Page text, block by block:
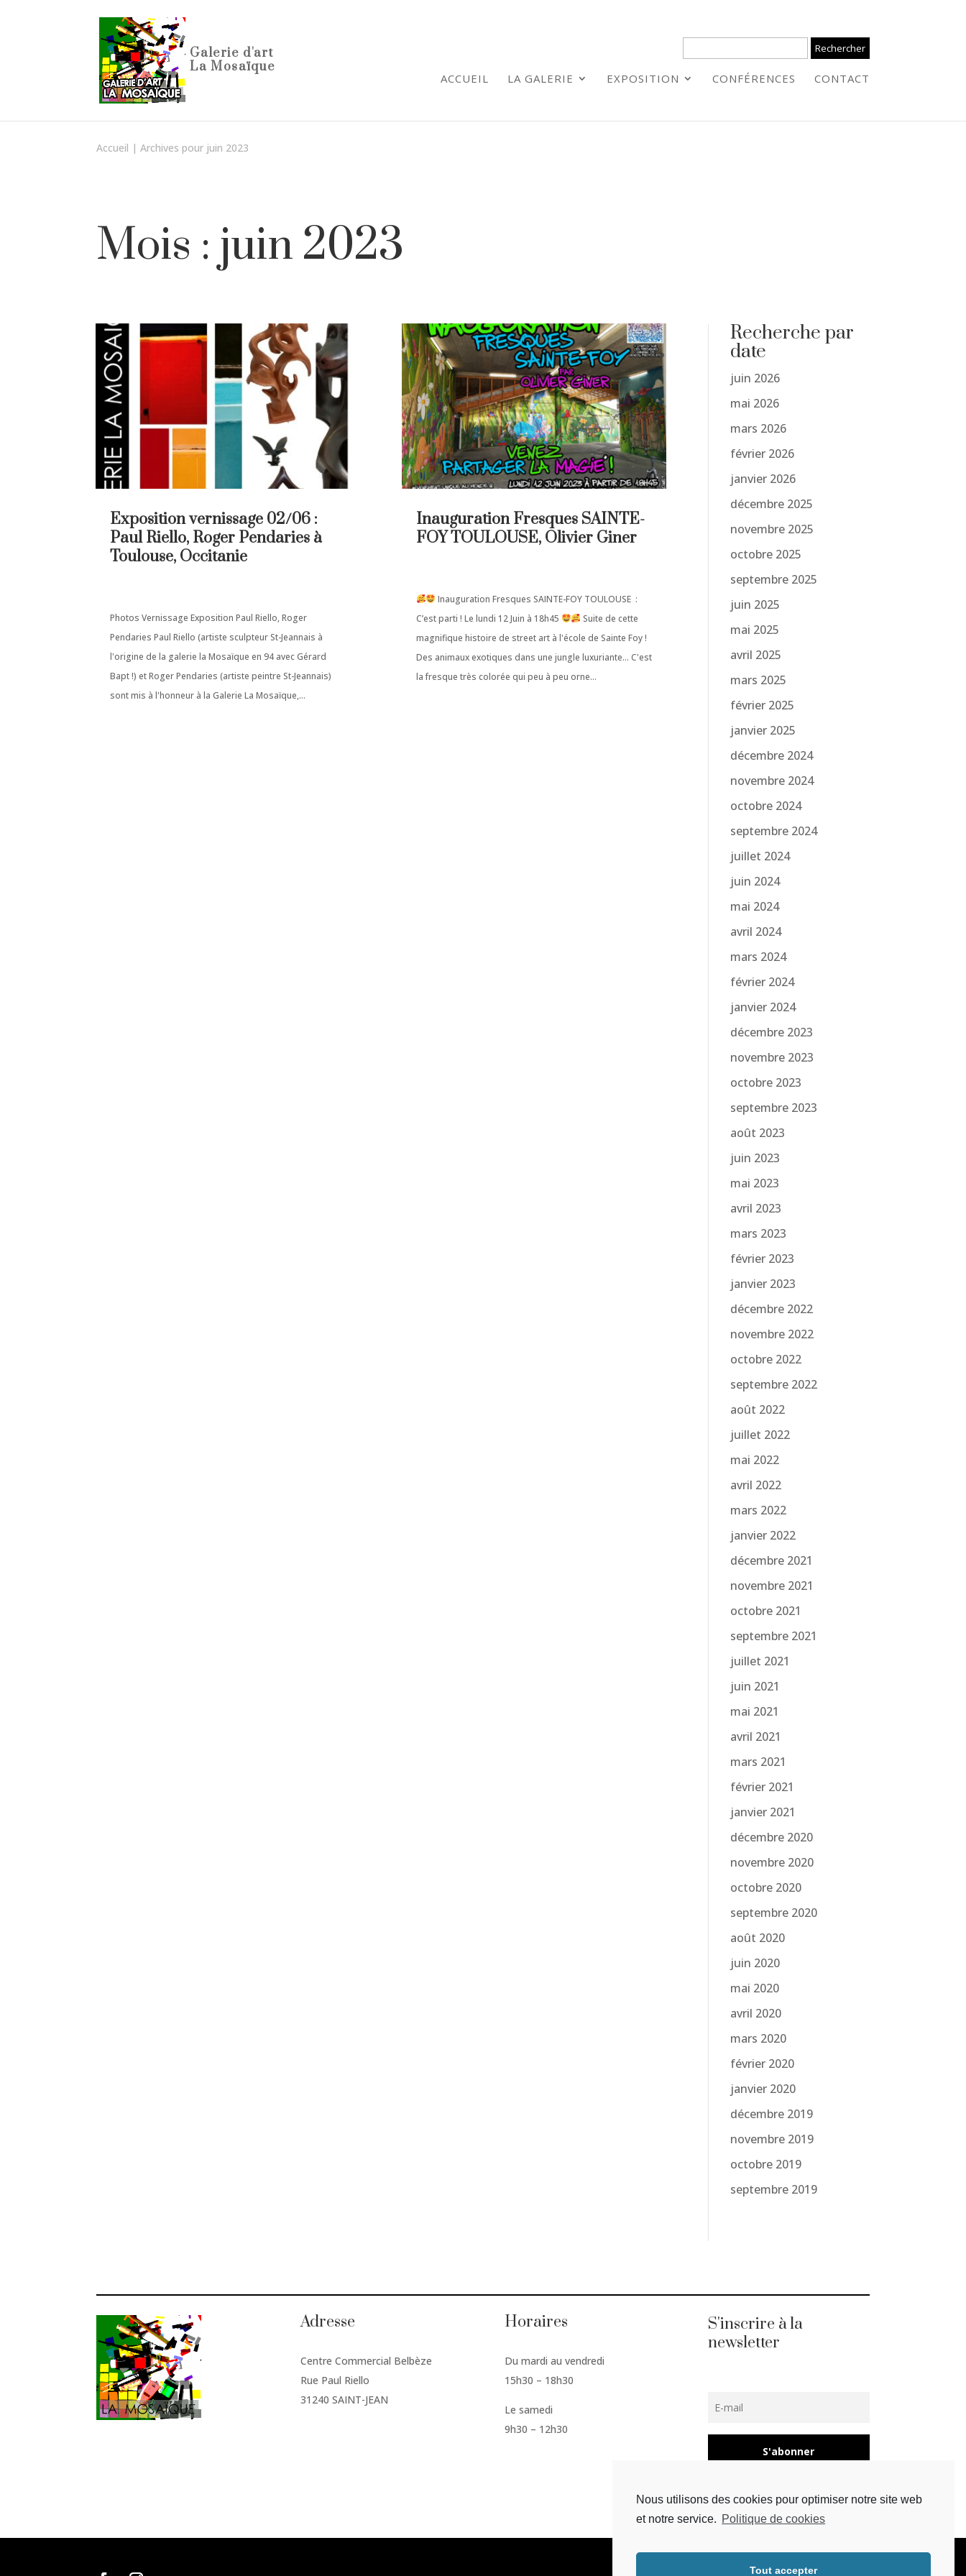
ACCUEIL LA GALERIE EXPOSITION CONFÉRENCES CONTACT
Accueil |Archives pour juin 2023
Mois : juin 2023
Exposition vernissage 02/06 :
Paul Riello, Roger Pendaries à
Toulouse, Occitanie
Photos Vernissage Exposition Paul Riello, Roger
Pendaries Paul Riello (artiste sculpteur St-Jeannais à
l'origine de la galerie la Mosaïque en 94 avec Gérard
Bapt !) et Roger Pendaries (artiste peintre St-Jeannais)
sont mis à l'honneur à la Galerie La Mosaïque,...
Inauguration Fresques SAINTE-
FOY TOULOUSE, Olivier Giner
Inauguration Fresques SAINTE-FOY TOULOUSE :
C’est parti ! Le lundi 12 Juin à 18h45
Suite de cette
magnifique histoire de street art à l'école de Sainte Foy !
Des animaux exotiques dans une jungle luxuriante... C'est
la fresque très colorée qui peu à peu orne...
Recherche par
date
juin 2026
mai 2026
mars 2026
février 2026
janvier 2026
décembre 2025
novembre 2025
octobre 2025
septembre 2025
juin 2025
mai 2025
avril 2025
mars 2025
février 2025
janvier 2025
décembre 2024
novembre 2024
octobre 2024
septembre 2024
juillet 2024
juin 2024
mai 2024
avril 2024
mars 2024
février 2024
janvier 2024
décembre 2023
novembre 2023
octobre 2023
septembre 2023
août 2023
juin 2023
mai 2023
avril 2023
mars 2023
février 2023
janvier 2023
décembre 2022
novembre 2022
octobre 2022
septembre 2022
août 2022
juillet 2022
mai 2022
avril 2022
mars 2022
janvier 2022
décembre 2021
novembre 2021
octobre 2021
septembre 2021
juillet 2021
juin 2021
mai 2021
avril 2021
mars 2021
février 2021
janvier 2021
décembre 2020
novembre 2020
octobre 2020
septembre 2020
août 2020
juin 2020
mai 2020
avril 2020
mars 2020
février 2020
janvier 2020
décembre 2019
novembre 2019
octobre 2019
septembre 2019
Adresse
Centre Commercial Belbèze
Rue Paul Riello
31240 SAINT-JEAN
Horaires
Du mardi au vendredi
15h30 – 18h30
Le samedi
9h30 – 12h30
S'inscrire à la
newsletter
S'abonner
Nous utilisons des cookies pour optimiser notre site web
et notre service. Politique de cookies
Tout accepter